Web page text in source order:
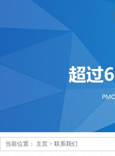
当前位置： 主页 > 联系我们